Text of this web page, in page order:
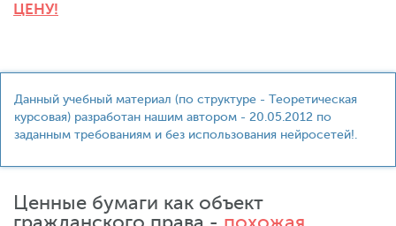
ЦЕНУ!
Данный учебный материал (по структуре - Теоретическая
курсовая) разработан нашим автором - 20.05.2012 по
заданным требованиям и без использования нейросетей!.
Ценные бумаги как объект